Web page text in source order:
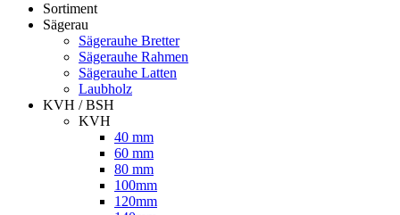
Sortiment
Sägerau
Sägerauhe Bretter
Sägerauhe Rahmen
Sägerauhe Latten
Laubholz
KVH / BSH
KVH
40 mm
60 mm
80 mm
100mm
120mm